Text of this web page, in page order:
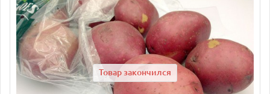
Товар закончился